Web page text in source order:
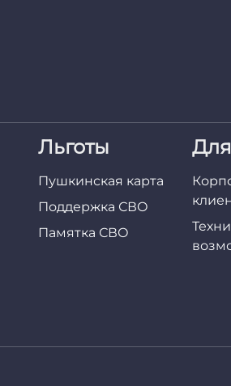
Льготы
Пушкинская карта
Поддержка СВО
Памятка СВО